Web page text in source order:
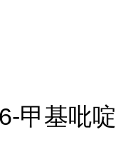
甲基吡啶